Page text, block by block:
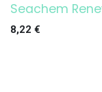
Seachem
8,22 €